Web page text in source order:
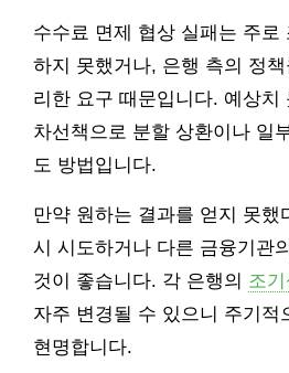
수수료 면제 협상 실패는 주로
하지 못했거나, 은행 측의 정
리한 요구 때문입니다. 예상치
차선책으로 분할 상환이나 일
도 방법입니다.
만약 원하는 결과를 얻지 못했
시 시도하거나 다른 금융기관
것이 좋습니다. 각 은행의 조
자주 변경될 수 있으니 주기적
현명합니다.